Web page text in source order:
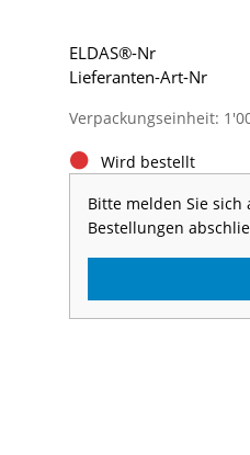
Verpackungseinheit:
Wird bestellt
Bitte melden Sie
Bestellungen
ELDAS®-Nr
Lieferanten-Art-Nr